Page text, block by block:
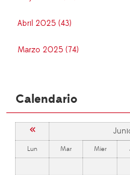
Abril 2025 (43)
Marzo 2025 (74)
Calendario
«
Lun Mar Mier